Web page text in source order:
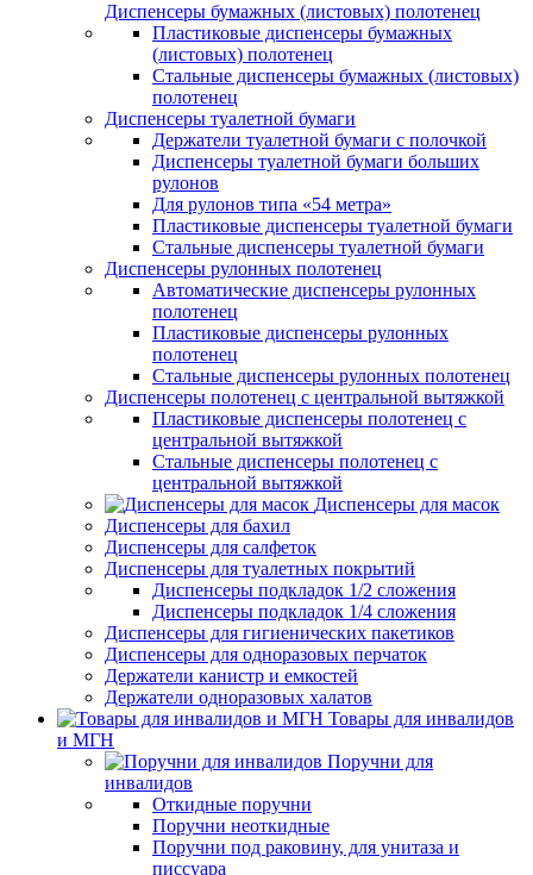
Диспенсеры бумажных (листовых) полотенец
Пластиковые диспенсеры бумажных
(листовых) полотенец
Стальные диспенсеры бумажных (листовых)
полотенец
Диспенсеры туалетной бумаги
Держатели туалетной бумаги с полочкой
Диспенсеры туалетной бумаги больших
рулонов
Для рулонов типа «54 метра»
Пластиковые диспенсеры туалетной бумаги
Стальные диспенсеры туалетной бумаги
Диспенсеры рулонных полотенец
Автоматические диспенсеры рулонных
полотенец
Пластиковые диспенсеры рулонных
полотенец
Стальные диспенсеры рулонных полотенец
Диспенсеры полотенец с центральной вытяжкой
Пластиковые диспенсеры полотенец с
центральной вытяжкой
Стальные диспенсеры полотенец с
центральной вытяжкой
Диспенсеры для масок
Диспенсеры для бахил
Диспенсеры для салфеток
Диспенсеры для туалетных покрытий
Диспенсеры подкладок 1/2 сложения
Диспенсеры подкладок 1/4 сложения
Диспенсеры для гигиенических пакетиков
Диспенсеры для одноразовых перчаток
Держатели канистр и емкостей
Держатели одноразовых халатов
Товары для инвалидов
и МГН
Поручни для
инвалидов
Откидные поручни
Поручни неоткидные
Поручни под раковину, для унитаза и
писсуара